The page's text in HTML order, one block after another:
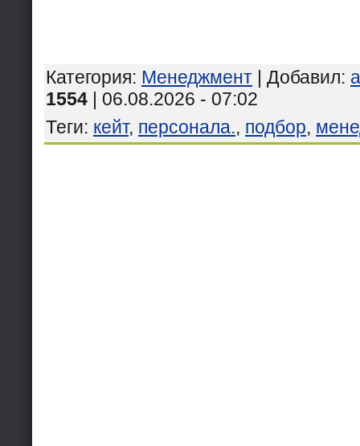
Категория: Менеджмент | Добавил:
1554 | 06.08.2026 - 07:02
Теги: кейт, персонала., подбор,